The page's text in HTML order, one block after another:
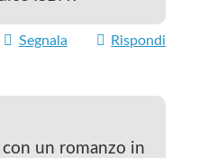
Segnala Rispondi
un romanzo in